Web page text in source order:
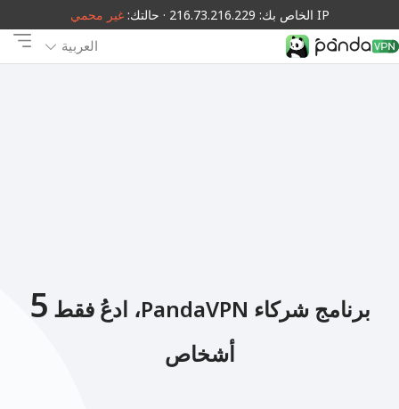
IP الخاص بك: 216.73.216.229 · حالتك: غير محمي
العربية
برنامج شركاء PandaVPN، ادعُ فقط 5
أشخاص